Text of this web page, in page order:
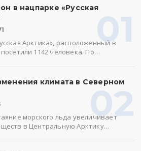
01
в нацпарке «Русская
Арктика», расположенный в
1142 человека. По…
02
климата в Северном
морского льда увеличивает
в Центральную Арктику…